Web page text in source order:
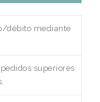
débito mediante
superiores